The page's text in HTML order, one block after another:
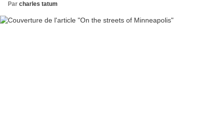
Par charles tatum